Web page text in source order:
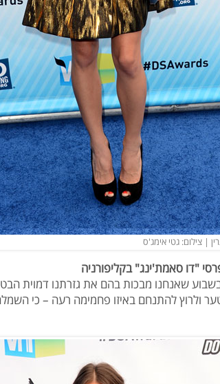
| צילום: גטי אימג'ס
"דו סאמת'ינג" בקליפורניה
בשבוע שאנחנו מבכות בהם את גזרתנו דמוית
ולרוץ להתנחם באיזו פחמימה רעה – כי